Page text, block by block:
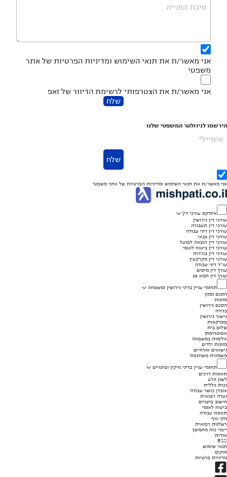
סיבת הפנייה
אני מאשר/ת את תנאי השימוש ומדיניות הפרטיות של אתר
משפטי
אני מאשר/ת את הצטרפותי לרשימת הדיוור של זאפ
שלח
הירשמו לניוזלטר המשפטי שלנו
אימייל*
שלח
אני מאשר/ת את תנאי השימוש ומדיניות הפרטיות של אתר משפטי
אינדקס עורכי דין
עורכי דין גירושין
עורכי דין תעבורה
עורכי דין דיני עבודה
עורכי דין צבאי
עורכי דין הוצאה לפועל
עורכי דין ביטוח לאומי
עורכי דין בוררות
עורכי דין מקרקעין
עו"ד דיני עבודה
עורך דין מיסים
עורך דין תמא 38
תחומי עניין בדיני גירושין ומשפחה
הסכם ממון
מזונות
הסכם גירושין
בגידה
גישור גירושין
פונדקאות
שלום בית
אפוטרופוס
אלימות במשפחה
מזונות ילדים
נישואים אזרחיים
משמורת משותפת
תחומי עניין בדיני נזיקין ופיצויים
תאונות דרכים
לשון הרע
נכות כללית
אובדן כושר עבודה
ועדה רפואית
חישוב פיצויים
ביטוח לאומי
תאונת עבודה
נזקי גוף
רשלנות רפואית
ייפוי כוח מתמשך
אודות
RSS
תנאי שימוש
חוקים
מדיניות פרטיות